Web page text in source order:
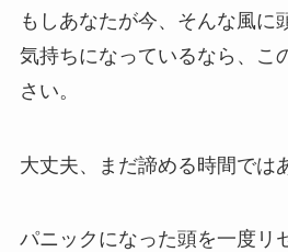
もしあなたが今、そんな風に
気持ちになっているなら、こ
さい。
大丈夫、まだ諦める時間では
パニックになった頭を一度リ